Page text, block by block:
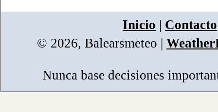
Inicio | Contacto
© 2026, Balearsmeteo |
Nunca base decisiones